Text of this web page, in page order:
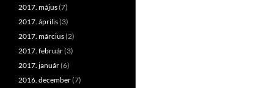
2017. május(7)
2017. április(3)
2017. március(2)
2017. február(3)
2017. január(6)
2016. december(7)